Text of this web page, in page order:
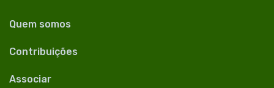
Quem somos
Contribuições
Associar